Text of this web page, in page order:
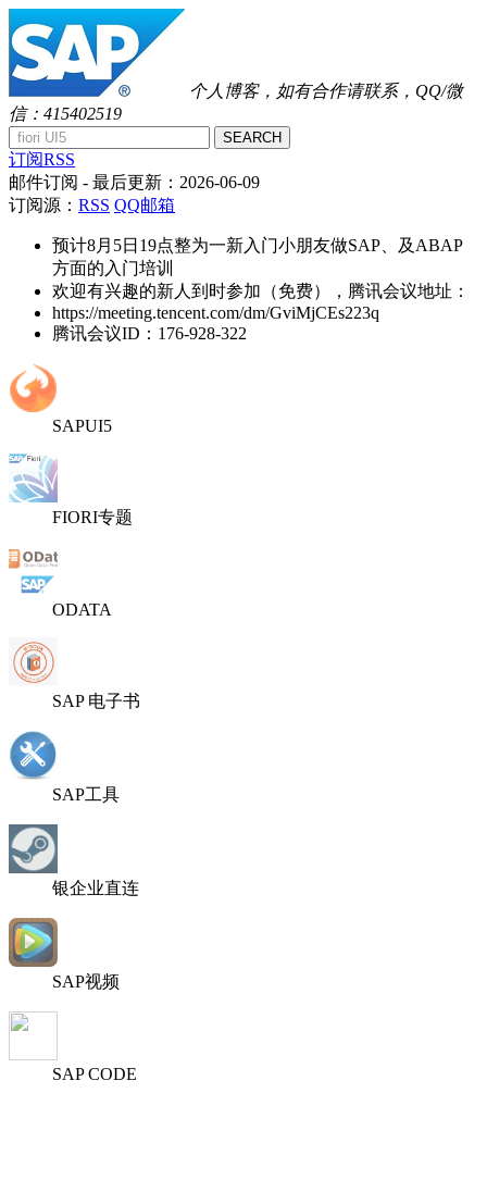
个人博客，如有合作请联系，QQ/微
信：415402519
SEARCH
订阅RSS
邮件订阅 - 最后更新： 2026-06-09
订阅源： RSS QQ邮箱
预计8月5日19点整为一新入门小朋友做SAP、及ABAP
方面的入门培训
欢迎有兴趣的新人到时参加（免费），腾讯会议地址：
https://meeting.tencent.com/dm/GviMjCEs223q
腾讯会议ID：176-928-322
SAPUI5
FIORI专题
ODATA
SAP 电子书
SAP工具
银企业直连
SAP视频
SAP CODE